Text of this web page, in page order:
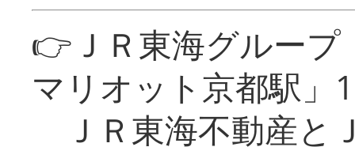
👉ＪＲ東海グルー
マリオット京都駅」
ＪＲ東海不動産と